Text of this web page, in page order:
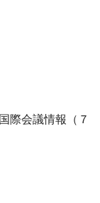
際会議情報（７